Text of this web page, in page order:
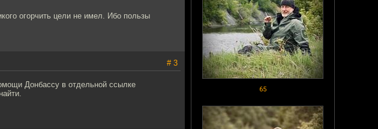
65
огорчить цели не имел. Ибо пользы
# 3
Донбассу в отдельной ссылке